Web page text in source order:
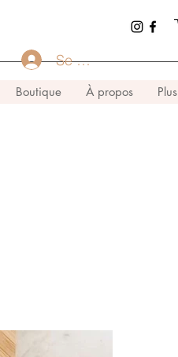
Boutique À propos Plus
Se connecter